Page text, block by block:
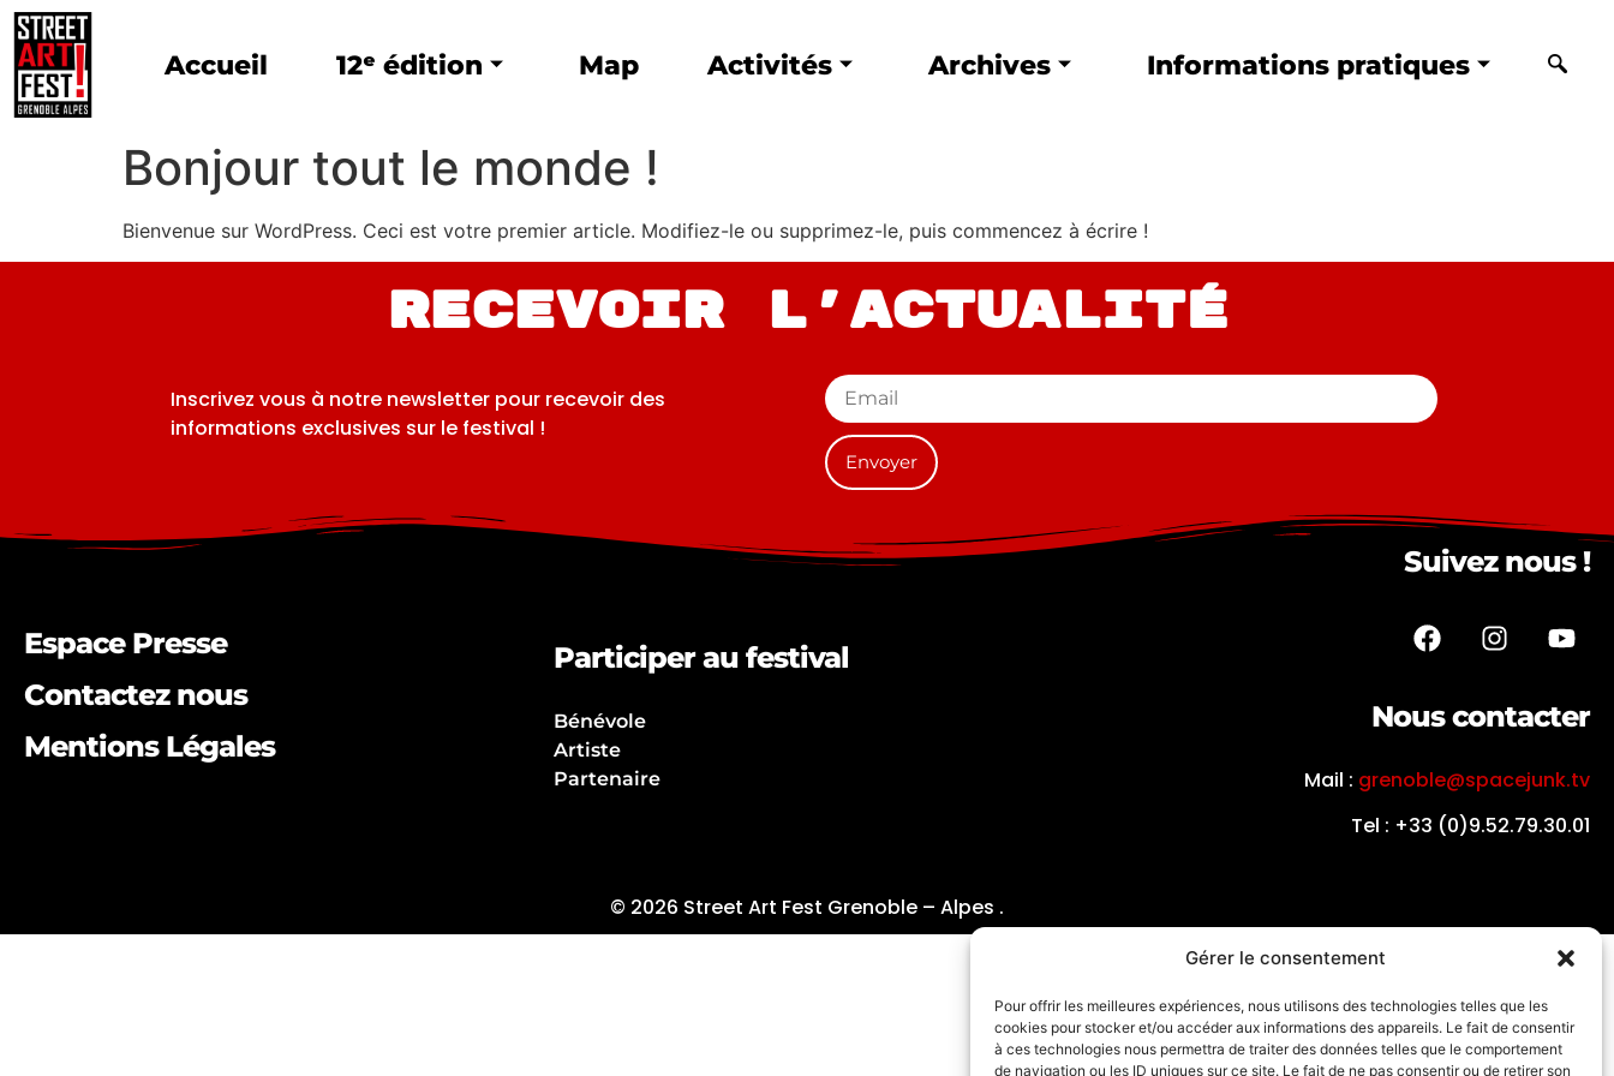
Gérer le consentement
Pour offrir les meilleures expériences, nous utilisons des technologies telles que les
cookies pour stocker et/ou accéder aux informations des appareils. Le fait de consentir
à ces technologies nous permettra de traiter des données telles que le comportement
de navigation ou les ID uniques sur ce site. Le fait de ne pas consentir ou de retirer son
Accueil 12ᵉ édition Map Activités Archives Informations pratiques
Bonjour tout le monde !
Bienvenue sur WordPress. Ceci est votre premier article. Modifiez-le ou supprimez-le, puis commencez à écrire !
Recevoir l'actualité
Inscrivez vous à notre newsletter pour recevoir des
informations exclusives sur le festival !
Espace Presse
Contactez nous
Mentions Légales
Bénévole
Artiste
Partenaire
Participer au festival
Suivez nous !
Nous contacter
Mail : grenoble@spacejunk.tv
Tel : +33 (0)9.52.79.30.01
© 2026 Street Art Fest Grenoble – Alpes .